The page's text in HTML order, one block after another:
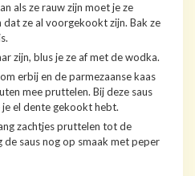
als ze rauw zijn moet je ze
dat ze al voorgekookt zijn. Bak ze
zijn, blus je ze af met de wodka.
erbij en de parmezaanse kaas
mee pruttelen. Bij deze saus
el dente gekookt hebt.
zachtjes pruttelen tot de
de saus nog op smaak met peper